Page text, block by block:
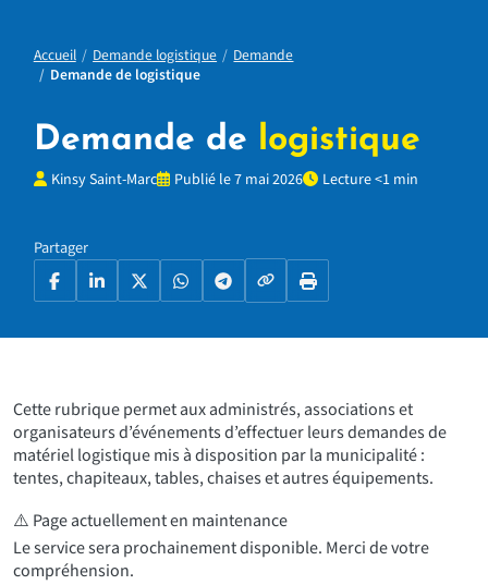
Accueil Demande logistique
Demande
Demande de logistique
Demande de logistique
Kinsy Saint-Marc Publié le 7 mai 2026 Lecture <1 min
Partager
FacebookLinkedIn
X WhatsAppTelegramCopier le lien
Imprimer la page
Cette rubrique permet aux administrés, associations et
organisateurs d’événements d’effectuer leurs demandes de
matériel logistique mis à disposition par la municipalité :
tentes, chapiteaux, tables, chaises et autres équipements.
⚠️ Page actuellement en maintenance
Le service sera prochainement disponible. Merci de votre
compréhension.